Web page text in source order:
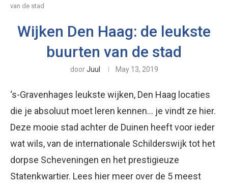
van de stad
Wijken Den Haag: de leukste
buurten van de stad
doorJuul May 13, 2019
‘s-Gravenhages leukste wijken, Den Haag locaties
die je absoluut moet leren kennen… je vindt ze hier.
Deze mooie stad achter de Duinen heeft voor ieder
wat wils, van de internationale Schilderswijk tot het
dorpse Scheveningen en het prestigieuze
Statenkwartier. Lees hier meer over de 5 meest